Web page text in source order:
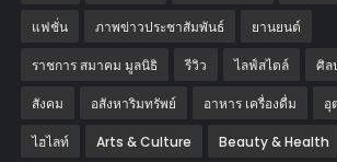
แฟชั่น ภาพข่าวประชาสัมพันธ์ ‎ยานยนต์‎
ราชการ สมาคม มูลนิธิ รีวิว ไลฟ์สไตล์ ศิล
สังคม อสังหาริมทรัพย์ อาหาร เครื่องดื่ม อุ
ไฮไลท์ Arts & Culture Beauty & Health